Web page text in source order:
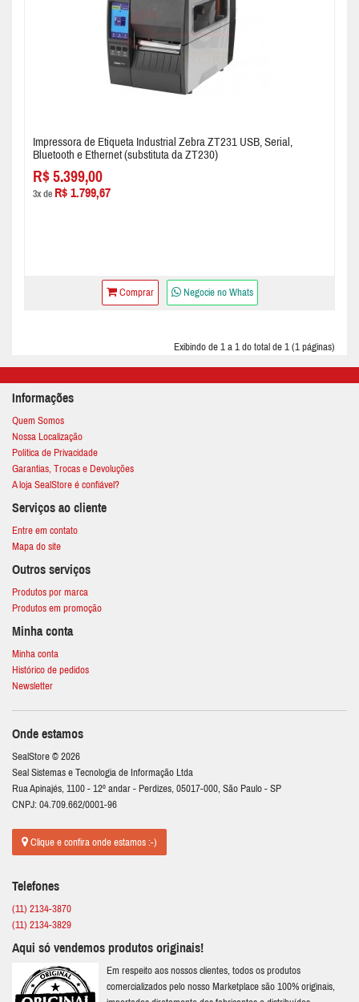
Impressora de Etiqueta Industrial Zebra ZT231 USB, Serial,
Bluetooth e Ethernet (substituta da ZT230)
R$ 5.399,00
3x de R$ 1.799,67
Comprar Negocie no Whats
Exibindo de 1 a 1 do total de 1 (1 páginas)
Informações
Quem Somos
Nossa Localização
Política de Privacidade
Garantias, Trocas e Devoluções
A loja SealStore é confiável?
Serviços ao cliente
Entre em contato
Mapa do site
Outros serviços
Produtos por marca
Produtos em promoção
Minha conta
Minha conta
Histórico de pedidos
Newsletter
Onde estamos
SealStore © 2026
Seal Sistemas e Tecnologia de Informação Ltda
Rua Apinajés, 1100 - 12º andar - Perdizes, 05017-000, São Paulo - SP
CNPJ: 04.709.662/0001-96
Clique e confira onde estamos :-)
Telefones
(11) 2134-3870
(11) 2134-3829
Aqui só vendemos produtos originais!
Em respeito aos nossos clientes, todos os produtos
comercializados pelo nosso Marketplace são 100% originais,